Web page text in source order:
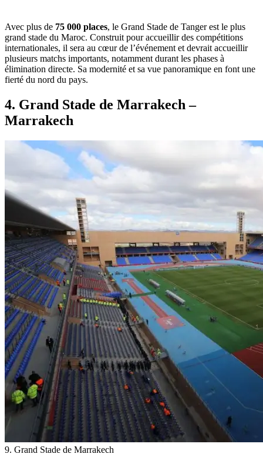
Avec plus de 75 000 places, le Grand Stade de Tanger est le plus
grand stade du Maroc. Construit pour accueillir des compétitions
internationales, il sera au cœur de l’événement et devrait accueillir
plusieurs matchs importants, notamment durant les phases à
élimination directe. Sa modernité et sa vue panoramique en font une
fierté du nord du pays.
4. Grand Stade de Marrakech –
Marrakech
9. Grand Stade de Marrakech